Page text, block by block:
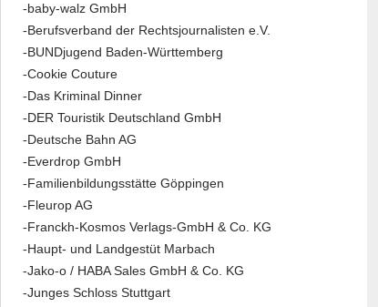
-baby-walz GmbH
-Berufsverband der Rechtsjournalisten e.V.
-BUNDjugend Baden-Württemberg
-Cookie Couture
-Das Kriminal Dinner
-DER Touristik Deutschland GmbH
-Deutsche Bahn AG
-Everdrop GmbH
-Familienbildungsstätte Göppingen
-Fleurop AG
-Franckh-Kosmos Verlags-GmbH & Co. KG
-Haupt- und Landgestüt Marbach
-Jako-o / HABA Sales GmbH & Co. KG
-Junges Schloss Stuttgart